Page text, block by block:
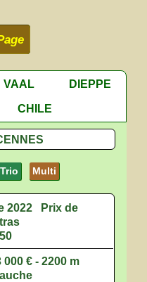
VAAL
DIEPPE
CHILE
Trio Multi
2022
Prix de
€ - 2200 m